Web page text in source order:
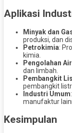
Aplikasi
Minyak dan
produksi, dan
Petrokimia:
kimia.
Pengolahan Air
dan limbah.
Pembangkit
pembangkit
Industri Umum
manufaktur
Kesimpulan